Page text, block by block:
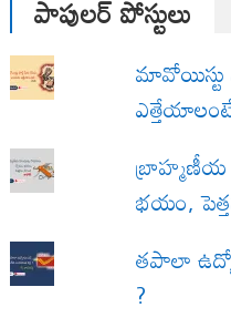
పాపులర్ పోస్టులు
మావోయిస్టు
బ్రాహ్మణీయ
భయం,
త‌పాలా
?